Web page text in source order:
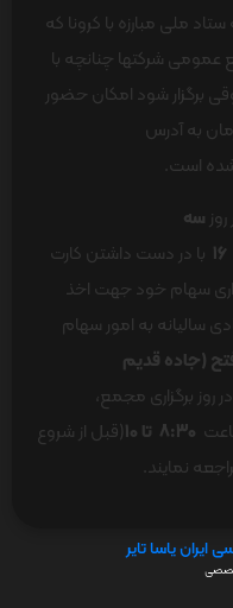
ملی مبارزه با کرونا که
عمومی شرکت­ها چنانچه با
یا حقوقی برگزار شود امکان حضور
به آدرس
است.
سه
16 با در دست داشتن کارت
سهام خود جهت اخذ
به امور سهام
12 اتوبان فتح (جاده قدیم
روز برگزاری مجمع،
8:30 تا 10
(قبل از شروع
نمایند.
یاسا تایر